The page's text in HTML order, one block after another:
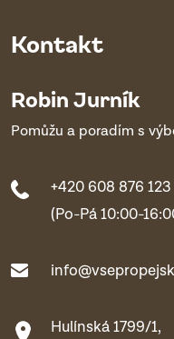
Kontakt
Robin Jurník
Pomůžu a poradím s
+420 608 876 123
(Po-Pá 10:00-
Hulínská 1799/1,